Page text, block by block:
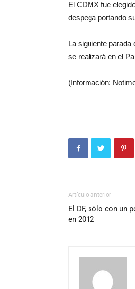
El CDMX fue
despega portando
La siguiente parada
se realizará en el
(Información:
Artículo anterior
El DF, sólo con un
en 2012